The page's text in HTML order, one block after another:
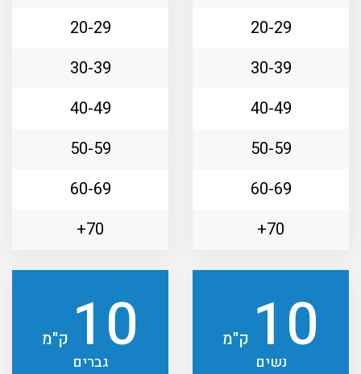
20-29
30-39
40-49
50-59
60-69
70+
20-29
30-39
40-49
50-59
60-69
70+
10 ק"מ
נשים 10 ק"מ
גברים